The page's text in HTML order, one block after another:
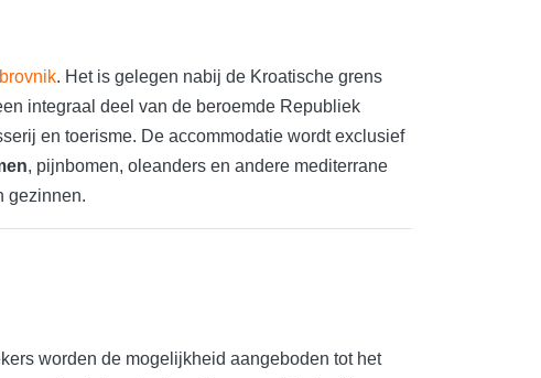
. Het is gelegen nabij de Kroatische grens
integraal deel van de beroemde Republiek
en toerisme. De accommodatie wordt exclusief
, pijnbomen, oleanders en andere mediterrane
gezinnen.
worden de mogelijkheid aangeboden tot het